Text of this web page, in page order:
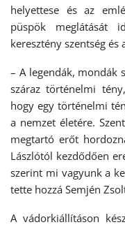
helyettese és az
püspök meglátását
keresztény szentség
– A legendák, mondák
száraz történelmi
hogy egy történelmi
a nemzet életére.
megtartó erőt
Lászlótól kezdődően
szerint mi vagyunk a
tette hozzá Semjén
A vádorkiállításon